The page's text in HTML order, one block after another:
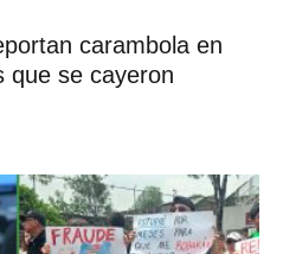
carambola en
que se cayeron